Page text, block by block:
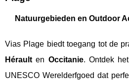
Natuurgebieden en Outdoor
Vias Plage biedt toegang tot de
Hérault en Occitanie. Ontdek het
UNESCO Werelderfgoed dat